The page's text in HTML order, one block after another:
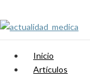
Inicio
Artículos